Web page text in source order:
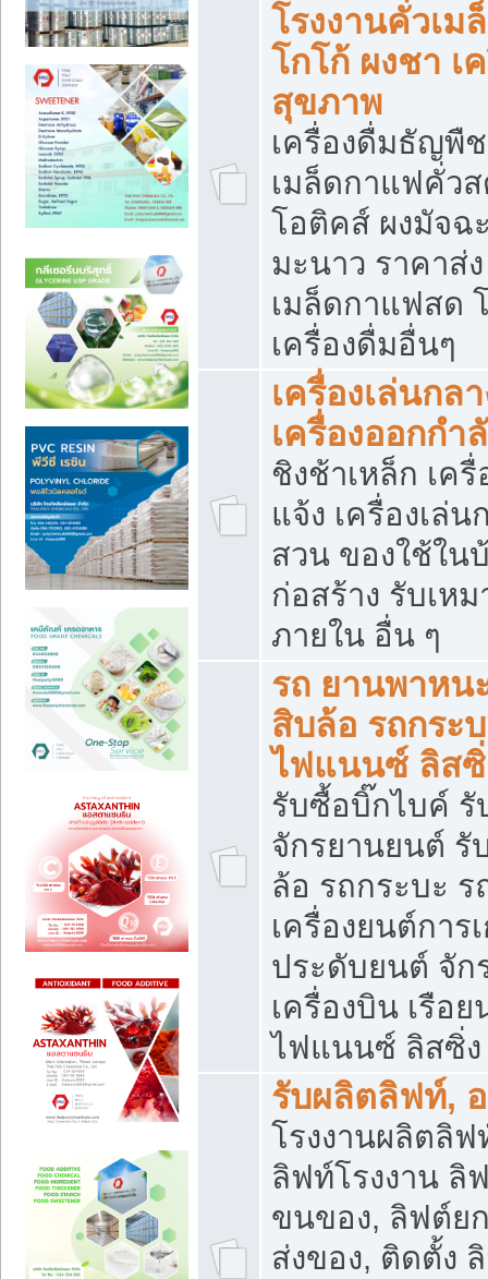
โรงงานคั่วเม
โกโก้ ผงชา เ
สุขภาพ
เครื่องดื่มธัญพื
เมล็ดกาแฟคั่ว
โอติคส์ ผงมัจฉ
มะนาว ราคาส่
เมล็ดกาแฟสด
เครื่องดื่มอื่นๆ
เครื่องเล่นกล
เครื่องออกกำ
ชิงช้าเหล็ก เค
แจ้ง เครื่องเล่น
สวน ของใช้ใน
ก่อสร้าง รับเห
ภายใน อื่น ๆ
รถ ยานพาหน
สิบล้อ รถกระ
ไฟแนนซ์ ลิส
รับซื้อบิ๊กไบค์
จักรยานยนต์ รั
ล้อ รถกระบะ
เครื่องยนต์การ
ประดับยนต์ จัก
เครื่องบิน เรือ
ไฟแนนซ์ ลิสซิ่ง
รับผลิตลิฟท์,
โรงงานผลิตลิ
ลิฟท์โรงงาน ลิ
ขนของ, ลิฟต์ย
ส่งของ, ติดตั้ง